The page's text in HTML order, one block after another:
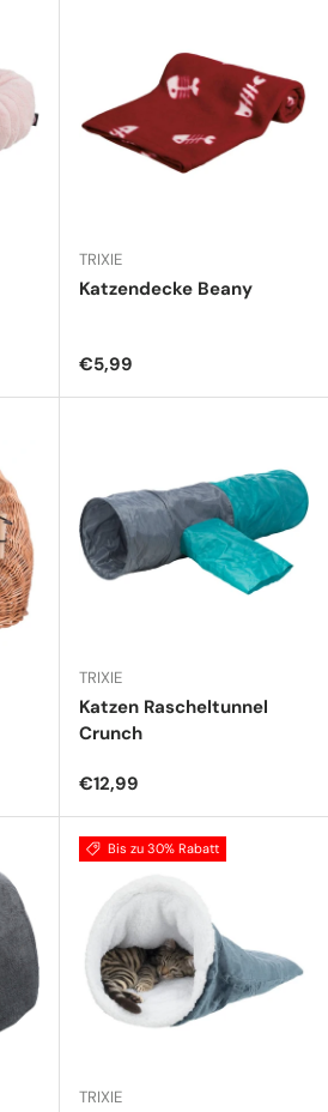
TRIXIE
Katzendecke Beany
Normaler Preis
€5,99
TRIXIE
Katzen Rascheltunnel
Crunch
Normaler Preis
€12,99
Bis zu 30% Rabatt
TRIXIE